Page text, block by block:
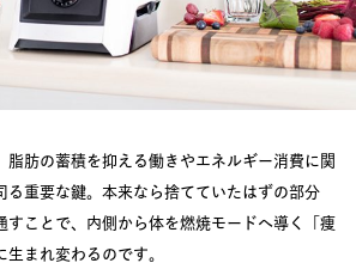
脂肪の蓄積を抑える働きやエネルギー消費に関
る重要な鍵。本来なら捨てていたはずの部分
すことで、内側から体を燃焼モードへ導く「痩
まれ変わるのです。